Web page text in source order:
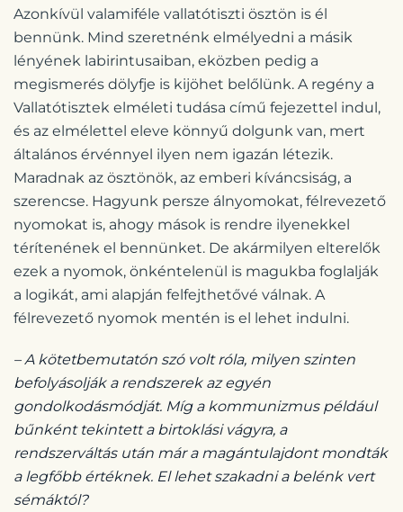
Azonkívül valamiféle vallatótiszti ösztön is él
bennünk. Mind szeretnénk elmélyedni a másik
lényének labirintusaiban, eközben pedig a
megismerés dölyfje is kijöhet belőlünk. A regény a
Vallatótisztek elméleti tudása című fejezettel indul,
és az elmélettel eleve könnyű dolgunk van, mert
általános érvénnyel ilyen nem igazán létezik.
Maradnak az ösztönök, az emberi kíváncsiság, a
szerencse. Hagyunk persze álnyomokat, félrevezető
nyomokat is, ahogy mások is rendre ilyenekkel
térítenének el bennünket. De akármilyen elterelők
ezek a nyomok, önkéntelenül is magukba foglalják
a logikát, ami alapján felfejthetővé válnak. A
félrevezető nyomok mentén is el lehet indulni.
– A kötetbemutatón szó volt róla, milyen szinten
befolyásolják a rendszerek az egyén
gondolkodásmódját. Míg a kommunizmus például
bűnként tekintett a birtoklási vágyra, a
rendszerváltás után már a magántulajdont mondták
a legfőbb értéknek. El lehet szakadni a belénk vert
sémáktól?